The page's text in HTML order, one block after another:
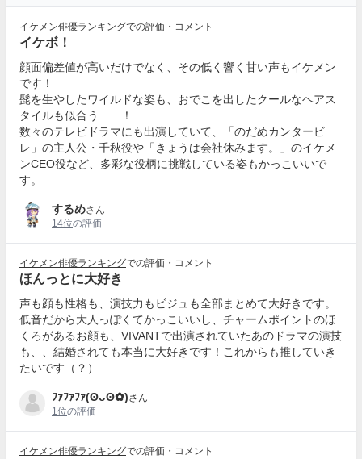
イケメン俳優ランキングでの評価・コメント
イケボ！
顔面偏差値が高いだけでなく、その低く響く甘い声もイケメン
です！
髭を生やしたワイルドな姿も、おでこを出したクールなヘアス
タイルも似合う……！
数々のテレビドラマにも出演していて、「のだめカンタービ
レ」の主人公・千秋役や「きょうは会社休みます。」のイケメ
ンCEO役など、多彩な役柄に挑戦している姿もかっこいいで
す。
するめさん
14位の評価
イケメン俳優ランキングでの評価・コメント
ほんっとに大好き
声も顔も性格も、演技力もビジュも全部まとめて大好きです。
低音だから大人っぽくてかっこいいし、チャームポイントのほ
くろがあるお顔も、VIVANTで出演されていたあのドラマの演技
も、、結婚されても本当に大好きです！これからも推していき
たいです（？）
ﾌｧﾌｧﾌｧ(⁠ʘ⁠ᴗ⁠ʘ⁠✿⁠)さん
1位の評価
イケメン俳優ランキングでの評価・コメント